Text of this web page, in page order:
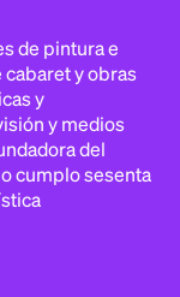
de pintura e
cabaret y obras
y
y medios
del
cumplo sesenta